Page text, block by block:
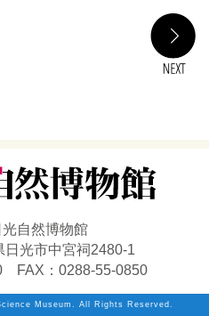
自然博物館
日光市中宮祠2480-1
FAX：0288-55-0850
Museum. All Rights Reserved.